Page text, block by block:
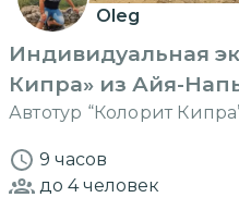
Oleg
Индивидуальная
Кипра» из Айя-
Автотур “Колорит
9 часов
до 4человек